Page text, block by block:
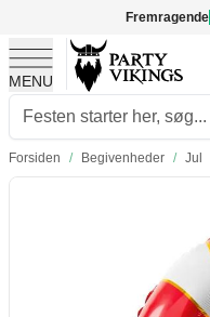
Fremragende
MENU
Skip to Content
Forsiden / Begivenheder / Jul